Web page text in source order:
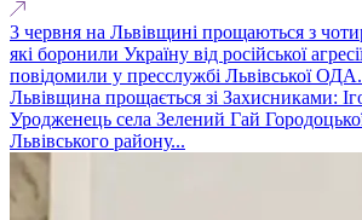
3 червня на Львівщині прощаються з
які боронили Україну від російської
повідомили у пресслужбі Львівської
Львівщина прощається зі Захисниками:
Уродженець села Зелений Гай
Львівського району...